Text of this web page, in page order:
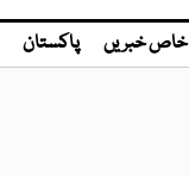
خاص خبریں پاکستان